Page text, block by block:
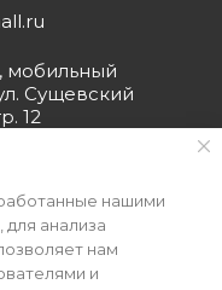
мобильный
Сущевский
12
нашими
анализа
нам
и